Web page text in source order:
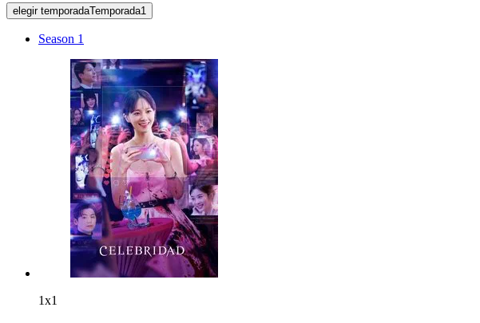
elegir temporadaTemporada1
Season 1
1x1